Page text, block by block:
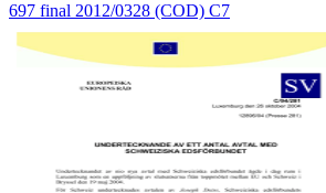
697 final 2012/0328 (COD) C7